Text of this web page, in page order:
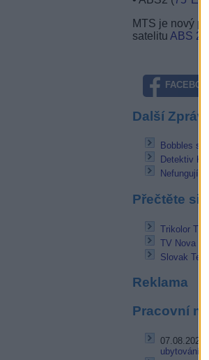
MTS je nový
satelitu ABS 2
FACEBOOK
Další
Bobbles
Detektiv
Nefungují
Přečtěte si
Trikolor TV
TV Nova
Slovak
Reklama
Pracovní
07.08.2026 -
ubytování